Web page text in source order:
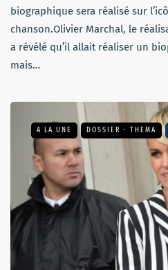
biographique sera réalisé sur
chanson.Olivier Marchal, le
a révélé qu’il allait réaliser un
mais…
A LA UNE DOSSIER - THEMA